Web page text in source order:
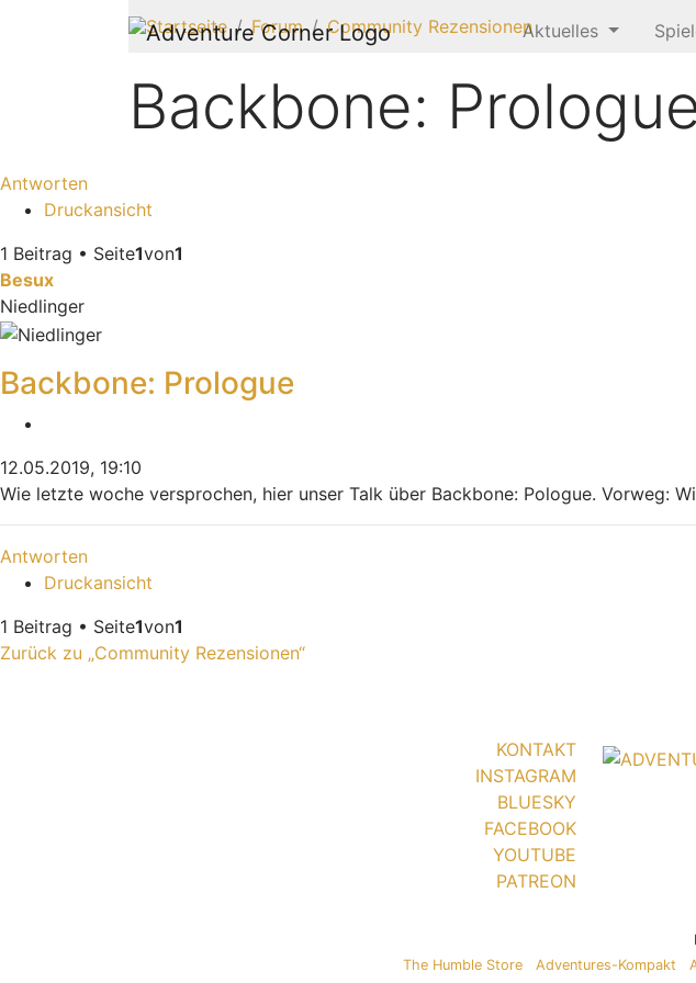
Aktuelles
Startseite Forum Community Rezensionen
Backbone:
Antworten
Druckansicht
1 Beitrag • Seite1von1
Besux
Niedlinger
Backbone: Prologue
12.05.2019, 19:10
Wie letzte woche versprochen, hier unser Talk über Backbone: Pologue. Vorweg:
Antworten
Druckansicht
1 Beitrag • Seite1von1
Zurück zu „Community Rezensionen“
KONTAKT
INSTAGRAM
BLUESKY
FACEBOOK
YOUTUBE
PATREON
The Humble Store
Adventures-Kompakt